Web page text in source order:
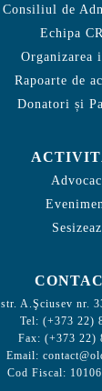
Consiliul de
Echipa
Organizarea
Rapoarte de
Donatori și
str. A.Şciusev nr.
Tel: (+373 22)
Fax: (+373 22)
Email:
Cod Fiscal: